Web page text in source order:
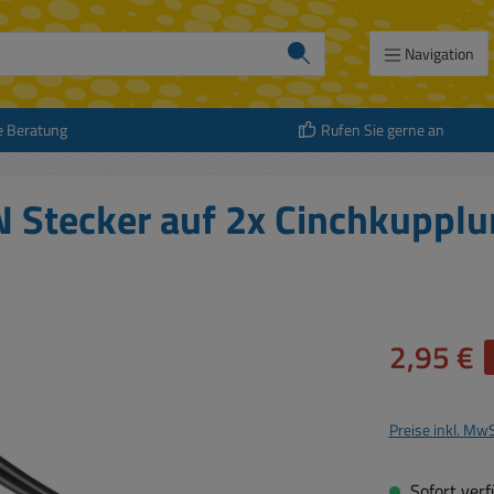
Navigation
Beratung Rufen Sie gerne an
Stecker auf 2x
Verkaufspreis:
2,95 €
Preise inkl.